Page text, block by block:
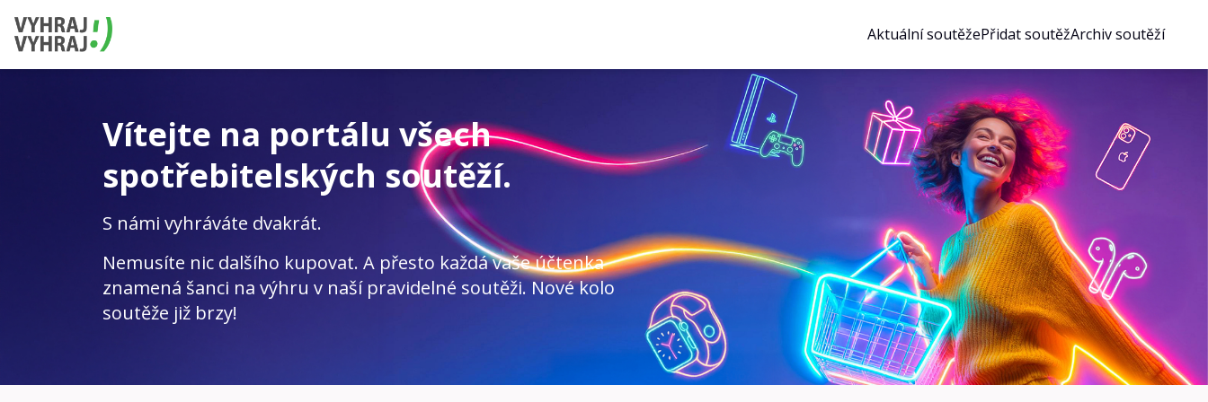
Aktuální soutěžePřidat soutěžArchiv soutěží
Vítejte na portálu všech
spotřebitelských soutěží.
S námi vyhráváte dvakrát.
Nemusíte nic dalšího kupovat. A přesto každá vaše účtenka
znamená šanci na výhru v naší pravidelné soutěži. Nové kolo
soutěže již brzy!